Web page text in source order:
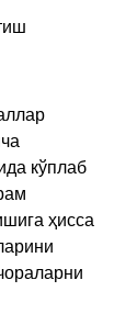
кўплаб
ҳисса